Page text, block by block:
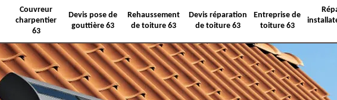
Couvreur
charpentier
63
Devis pose de
gouttière 63
Rehaussement
de toiture 63
Devis réparation
de toiture 63
Entreprise de
toiture 63